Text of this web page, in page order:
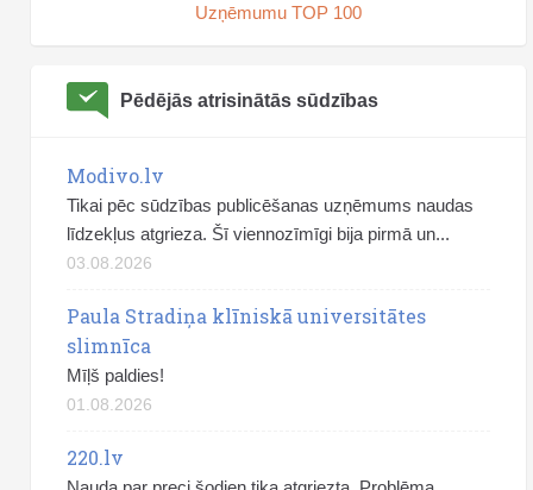
Uzņēmumu TOP 100
Pēdējās atrisinātās sūdzības
Modivo.lv
Tikai pēc sūdzības publicēšanas uzņēmums naudas
līdzekļus atgrieza. Šī viennozīmīgi bija pirmā un...
03.08.2026
Paula Stradiņa klīniskā universitātes
slimnīca
Mīļš paldies!
01.08.2026
220.lv